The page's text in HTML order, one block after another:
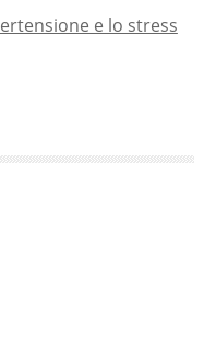
e lo stress